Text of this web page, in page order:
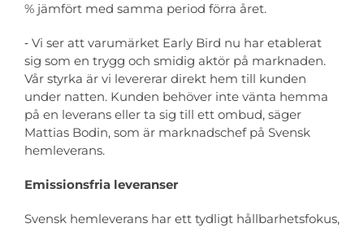
% jämfört med samma period förra året.
‑ Vi ser att varumärket Early Bird nu har etablerat
sig som en trygg och smidig aktör på marknaden.
Vår styrka är vi levererar direkt hem till kunden
under natten. Kunden behöver inte vänta hemma
på en leverans eller ta sig till ett ombud, säger
Mattias Bodin, som är marknadschef på Svensk
hemleverans.
Emissionsfria leveranser
Svensk hemleverans har ett tydligt hållbarhetsfokus,